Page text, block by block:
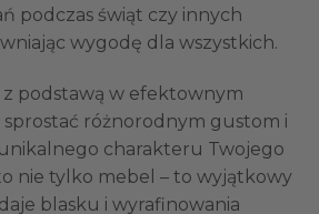
podczas świąt czy innych
wygodę dla wszystkich.
podstawą w efektownym
sprostać różnorodnym gustom i
charakteru Twojego
nie tylko mebel – to wyjątkowy
blasku i wyrafinowania